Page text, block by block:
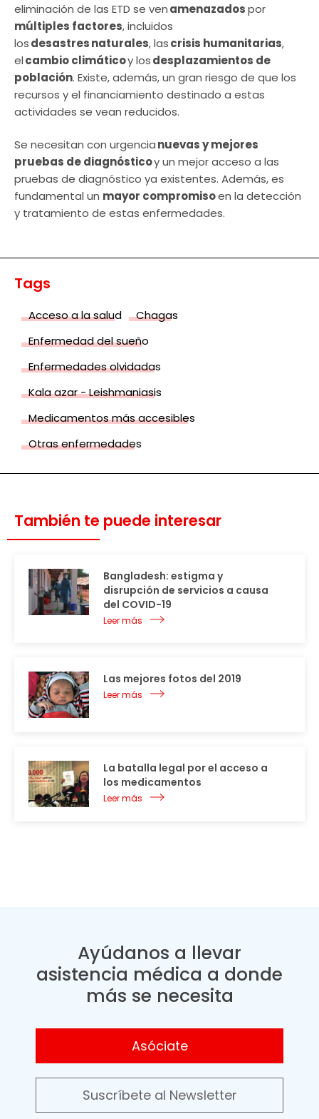
eliminación de las ETD se venamenazadospor
múltiples factores, incluidos
losdesastres naturales, lascrisis humanitarias,
elcambio climáticoy losdesplazamientos de
población. Existe, además, un gran riesgo de que los
recursos y el financiamiento destinado a estas
actividades se vean reducidos.
Se necesitan con urgencianuevas y mejores
pruebas de diagnósticoy un mejor acceso a las
pruebas de diagnóstico ya existentes. Además, es
fundamental un mayor compromisoen la detección
y tratamiento de estas enfermedades.
Tags
Acceso a la salud
Chagas
Enfermedad del sueño
Enfermedades olvidadas
Kala azar - Leishmaniasis
Medicamentos más accesibles
Otras enfermedades
También te puede interesar
Bangladesh: estigma y
disrupción de servicios a causa
del COVID-19
Leer más
Las mejores fotos del 2019
Leer más
La batalla legal por el acceso a
los medicamentos
Leer más
Ayúdanos a llevar
asistencia médica a donde
más se necesita
Asóciate
Suscríbete al Newsletter